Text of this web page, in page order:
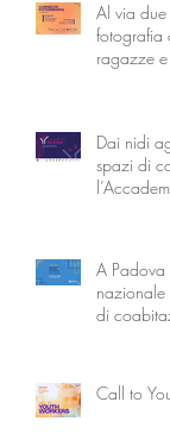
Al via
fotografia
ragazze
Dai nidi
spazi di
A
nazionale
di
Call to